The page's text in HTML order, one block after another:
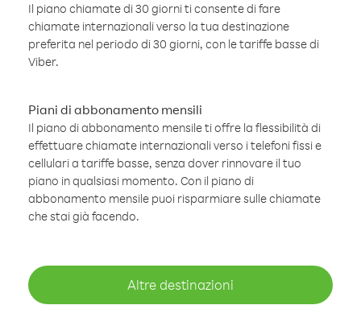
Il piano chiamate di 30 giorni ti consente di fare
chiamate internazionali verso la tua destinazione
preferita nel periodo di 30 giorni, con le tariffe basse di
Viber.
Piani di abbonamento mensili
Il piano di abbonamento mensile ti offre la flessibilità di
effettuare chiamate internazionali verso i telefoni fissi e
cellulari a tariffe basse, senza dover rinnovare il tuo
piano in qualsiasi momento. Con il piano di
abbonamento mensile puoi risparmiare sulle chiamate
che stai già facendo.
Altre destinazioni